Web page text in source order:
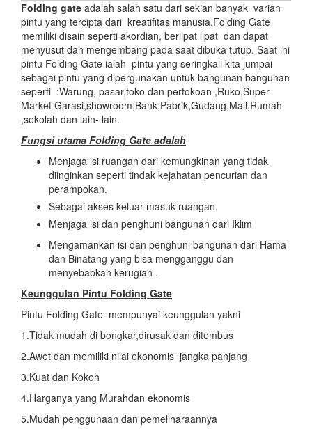
Folding gate adalah salah satu dari sekian banyak varian
pintu yang tercipta dari kreatifitas manusia.Folding Gate
memiliki disain seperti akordian, berlipat lipat dan dapat
menyusut dan mengembang pada saat dibuka tutup. Saat ini
pintu Folding Gate ialah pintu yang seringkali kita jumpai
sebagai pintu yang dipergunakan untuk bangunan bangunan
seperti :Warung, pasar,toko dan pertokoan ,Ruko,Super
Market Garasi,showroom,Bank,Pabrik,Gudang,Mall,Rumah
,sekolah dan lain- lain.
Fungsi utama Folding Gate adalah
Menjaga isi ruangan dari kemungkinan yang tidak
diinginkan seperti tindak kejahatan pencurian dan
perampokan.
Sebagai akses keluar masuk ruangan.
Menjaga isi dan penghuni bangunan dari Iklim
Mengamankan isi dan penghuni bangunan dari Hama
dan Binatang yang bisa mengganggu dan
menyebabkan kerugian .
Keunggulan Pintu Folding Gate
Pintu Folding Gate mempunyai keunggulan yakni
1.Tidak mudah di bongkar,dirusak dan ditembus
2.Awet dan memiliki nilai ekonomis jangka panjang
3.Kuat dan Kokoh
4.Harganya yang Murahdan ekonomis
5.Mudah penggunaan dan pemeliharaannya